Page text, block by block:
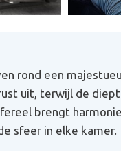
rond een
uit, terwijl de
brengt
sfeer in elke kamer.